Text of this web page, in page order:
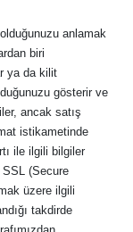
anlamak
biri
ya da kilit
gösterir ve
ancak satış
istikametinde
ile ilgili bilgiler
SSL (Secure
üzere ilgili
takdirde